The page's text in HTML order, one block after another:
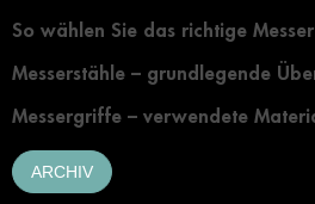
So wählen Sie das richtige
Messerstähle – grundlegende
Messergriffe – verwendete
ARCHIV